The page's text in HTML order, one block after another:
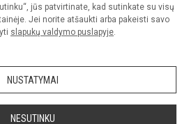
jūs patvirtinate, kad sutinkate su visų
Jei norite atšaukti arba pakeisti savo
slapukų valdymo puslapyje.
NUSTATYMAI
NESUTINKU
paraiška Slapukų valdymas